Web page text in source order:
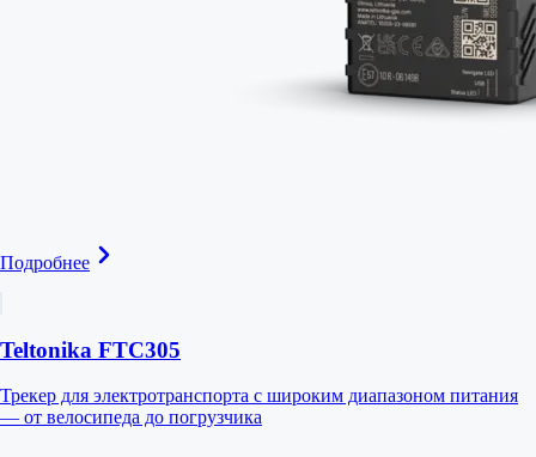
Подробнее
Teltonika FTC305
Трекер для электротранспорта с широким диапазоном питания
— от велосипеда до погрузчика